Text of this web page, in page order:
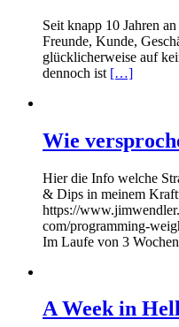
Seit knapp 10 Jahren
Freunde, Kunde,
glücklicherweise auf
dennoch ist […]
Wie
Hier die Info welche
& Dips in meinem
https://
com/programming-
Im Laufe von 3
A Week in